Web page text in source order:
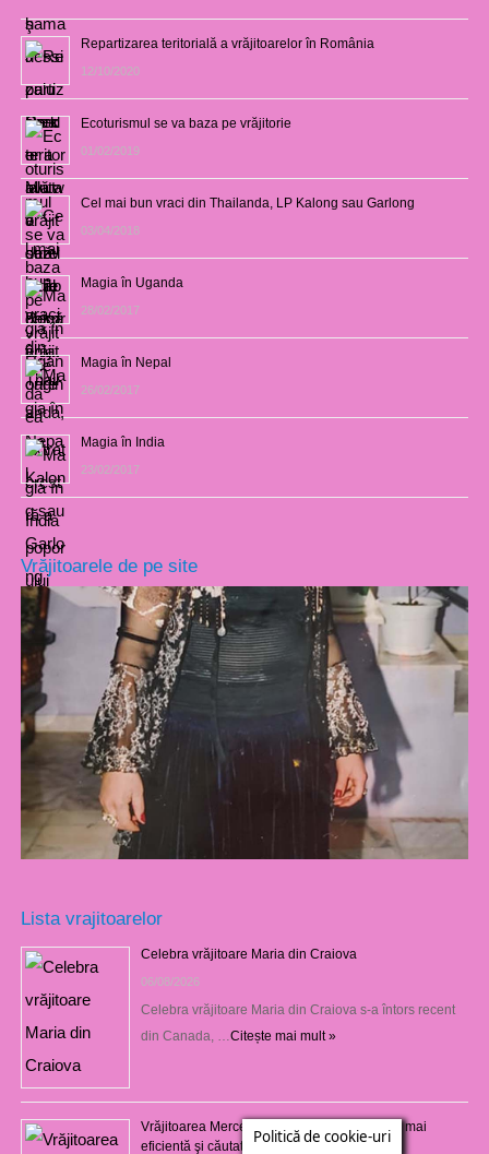
Repartizarea teritorială a vrăjitoarelor în România
12/10/2020
Ecoturismul se va baza pe vrăjitorie
01/02/2019
Cel mai bun vraci din Thailanda, LP Kalong sau Garlong
03/04/2018
Magia în Uganda
28/02/2017
Magia în Nepal
26/02/2017
Magia în India
23/02/2017
Vrăjitoarele de pe site
Lista vrajitoarelor
Celebra vrăjitoare Maria din Craiova
06/08/2026
Celebra vrăjitoare Maria din Craiova s-a întors recent
din Canada, … Citește mai mult »
Vrăjitoarea Mercedeza din Craiova este cea mai
eficientă şi căutată
Politică de cookie-uri